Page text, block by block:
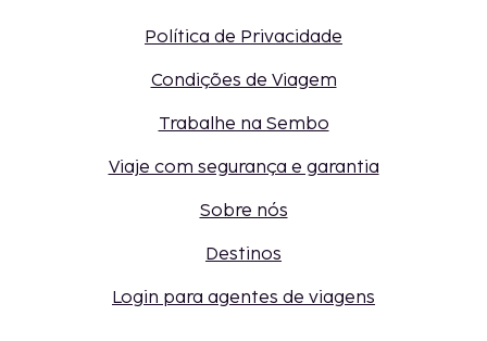
Política de Privacidade
Condições de Viagem
Trabalhe na Sembo
Viaje com segurança e garantia
Sobre nós
Destinos
Login para agentes de viagens